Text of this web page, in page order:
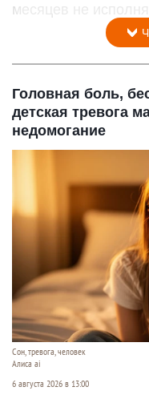
месяцев не
Головная боль,
детская тревога
недомогание
Сон, тревога, человек
Алиса ai
6 августа 2026 в 13:00